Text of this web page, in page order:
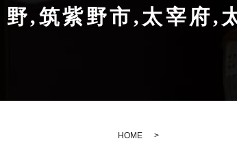
野,筑紫野市,太宰府
HOME